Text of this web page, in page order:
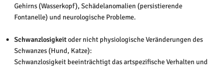
Gehirns (Wasserkopf), Schädelanomalien (persistierende
Fontanelle) und neurologische Probleme.
Schwanzlosigkeitoder nicht physiologische Veränderungen des
Schwanzes (Hund, Katze):
Schwanzlosigkeit beeinträchtigt das artspezifische Verhalten und